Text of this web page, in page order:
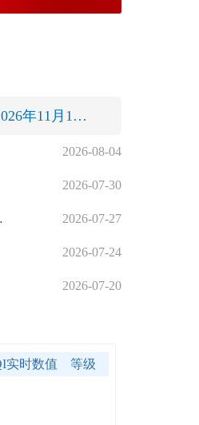
【新华网】新版《吉林省湿地保护条例》将于2026年11月1日起施行
2026-08-04
2026-07-30
国家级... 2026-07-27
2026-07-24
2026-07-20
实时数值 等级